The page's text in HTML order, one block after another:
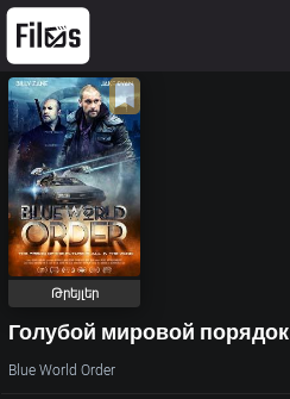
Թրեյլեր
Голубой мировой порядок
Blue World Order